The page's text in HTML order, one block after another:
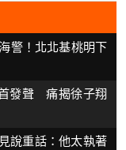
警！北北基桃明下
發聲 痛揭徐子翔
說重話：他太執著